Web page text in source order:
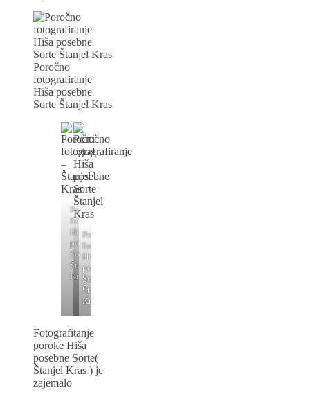
Poročno
fotografiranje
Hiša posebne
Sorte Štanjel Kras
Poročno
fotografiranje
Hiša
posebne
Sorte
Štanjel
Kras
Poročno
fotografiranje
Hiša
posebne
Sorte
Štanjel
Kras
Fotografitanje
poroke Hiša
posebne Sorte(
Štanjel Kras ) je
zajemalo